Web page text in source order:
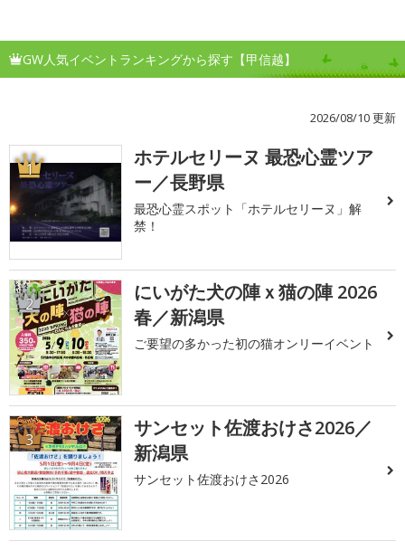
GW人気イベントランキングから探す【甲信越】
2026/08/10 更新
1
ホテルセリーヌ 最恐心霊ツア
ー／長野県
最恐心霊スポット「ホテルセリーヌ」解
禁！
2
にいがた犬の陣ｘ猫の陣 2026
春／新潟県
ご要望の多かった初の猫オンリーイベント
3
サンセット佐渡おけさ2026／
新潟県
サンセット佐渡おけさ2026